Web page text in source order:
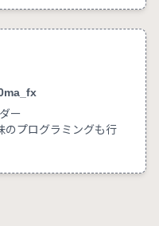
ー
のプログラミングも行